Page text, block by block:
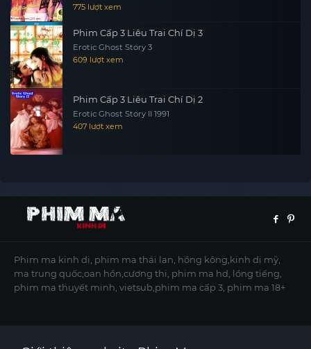
775 lượt xem
Phim Cấp 3 Liêu Trai Chí Dị 3
Erotic Ghost Story 3
609 lượt xem
Phim Cấp 3 Liêu Trai Chí Dị 2
Erotic Ghost Story II 1991
407 lượt xem
Phim ma kinh dị, phim ma thái lan, hồng kông,kinh dị mỹ,
ma trung quốc,oan hồn,cương thi, phim ma hd, lồng tiếng,
phim ma thuyết minh, vietsub,phim ma cấp 3, phim ma 18+